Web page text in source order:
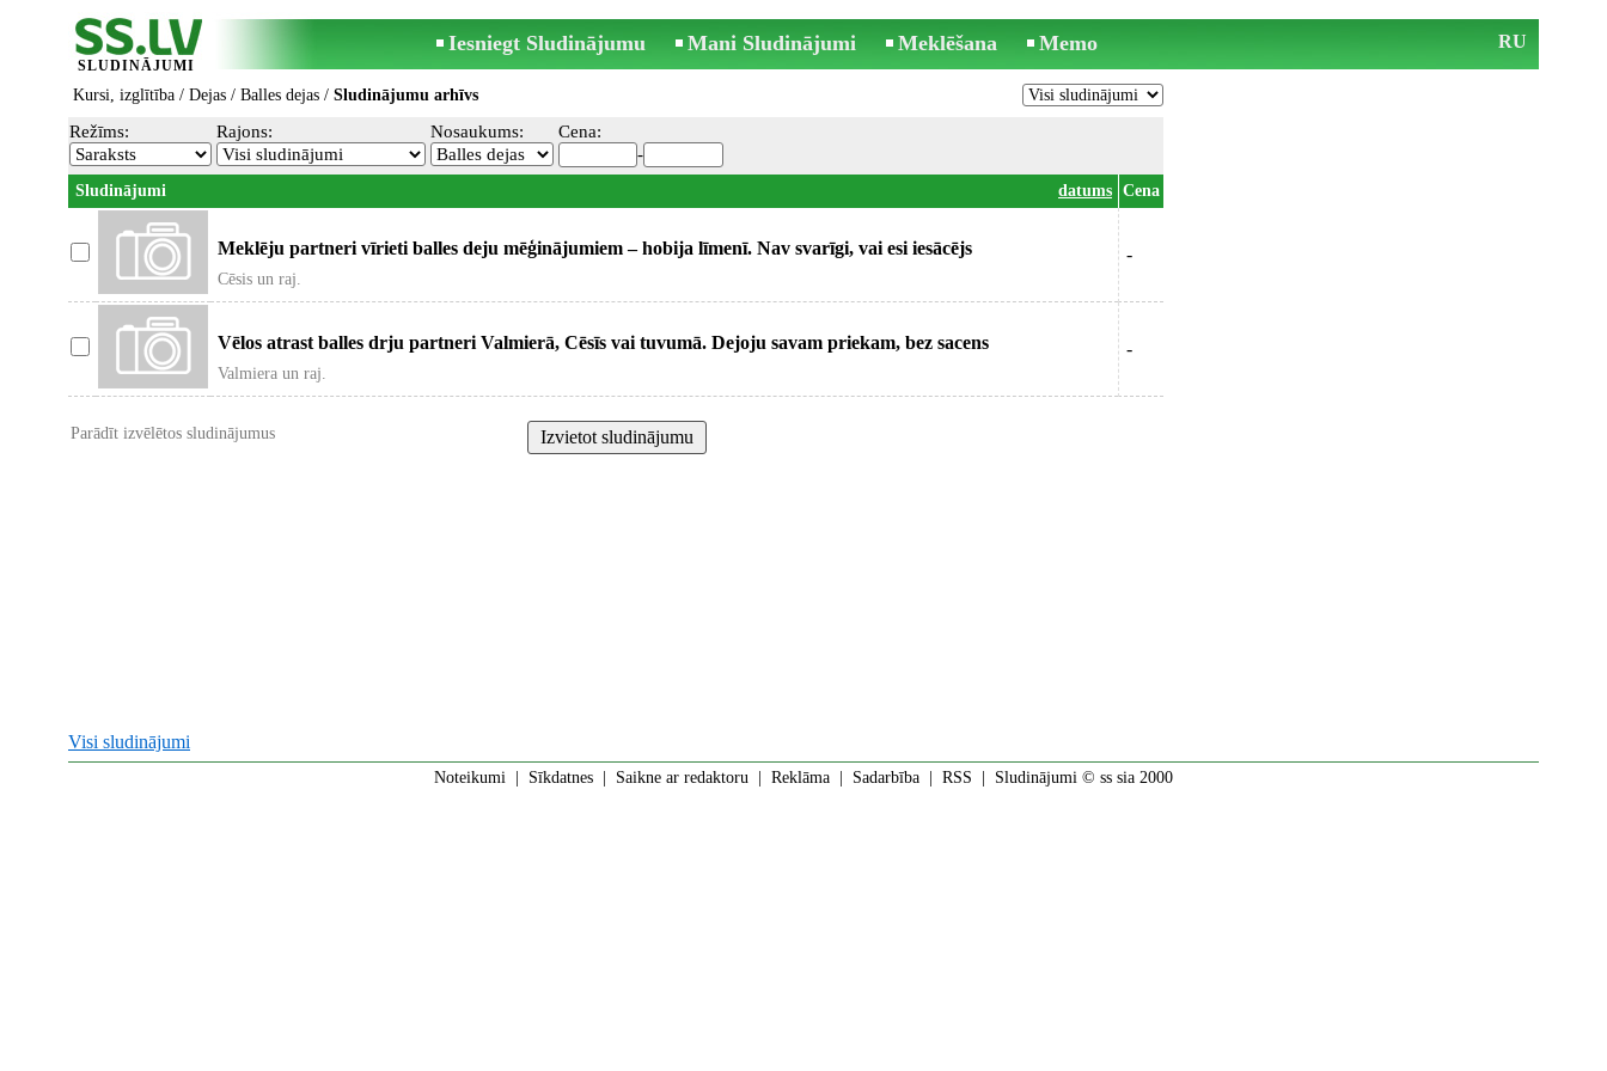
SLUDINĀJUMI
Iesniegt Sludinājumu Mani Sludinājumi Meklēšana Memo RU
Kursi, izglītība / Dejas / Balles dejas / Sludinājumu arhīvs
Režīms: Rajons: Nosaukums:
Cena:
-
Sludinājumi datums Cena
Meklēju partneri vīrieti balles deju mēģinājumiem – hobija līmenī. Nav svarīgi, vai esi iesācējs
Cēsis un raj.
-
Vēlos atrast balles drju partneri Valmierā, Cēsīs vai tuvumā. Dejoju savam priekam, bez sacens
Valmiera un raj.
-
Parādīt izvēlētos sludinājumus
Visi sludinājumi
Noteikumi Sīkdatnes Saikne ar redaktoru Reklāma Sadarbība RSS | Sludinājumi © ss sia 2000